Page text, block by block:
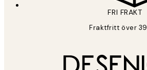
FRI FRAKT
Fraktfritt över